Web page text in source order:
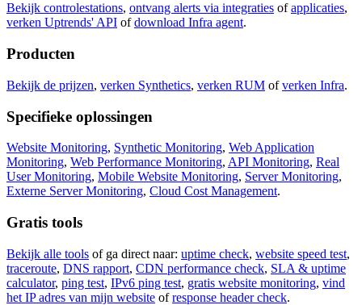
Bekijk controlestations, ontvang alerts via integraties ofapplicaties,
verken Uptrends' API ofdownload Infra agent.
Producten
Bekijk de prijzen, verken Synthetics, verken RUM ofverken Infra.
Specifieke oplossingen
Website Monitoring, Synthetic Monitoring, Web Application
Monitoring, Web Performance Monitoring, API Monitoring, Real
User Monitoring, Mobile Website Monitoring, Server Monitoring,
Externe Server Monitoring, Cloud Cost Management.
Gratis tools
Bekijk alle tools of ga direct naar: uptime check, website speed test,
traceroute, DNS rapport, CDN performance check, SLA & uptime
calculator, ping test, IPv6 ping test, gratis website monitoring, vind
het IP adres van mijn website ofresponse header check.